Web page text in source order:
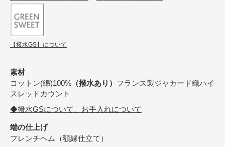
【撥水GS】について
素材
コットン(綿)100% （撥水あり） フランス製ジャカード織ハイ
スレッドカウント
◆撥水GSについて、お手入れについて
端の仕上げ
フレンチヘム（額縁仕立て）